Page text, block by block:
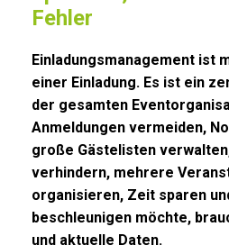
Fehler
Einladungsmanagement ist
einer Einladung. Es ist ein
der gesamten
Anmeldungen vermeiden,
große Gästelisten
verhindern, mehrere
organisieren, Zeit sparen
beschleunigen möchte,
und aktuelle Daten.